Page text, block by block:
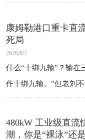
视、却在全 国县域悄
康姆勒港口重卡直
死局
2026/8/7
什么“十绑九输”？输在
作十绑九输。”但老刘
多数人签的是假绑定
480kW 工业级直流
潮，你是“裸泳”还